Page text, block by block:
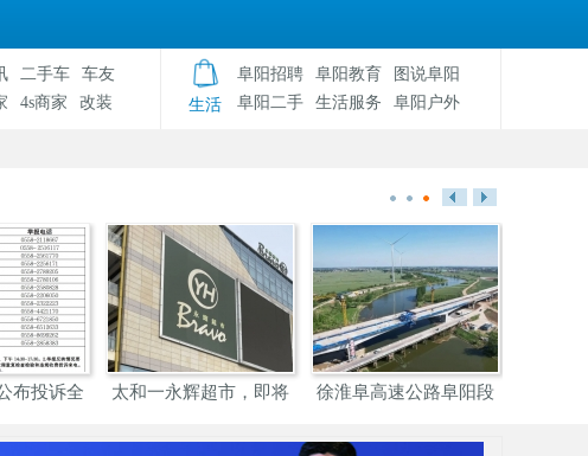
二手车
车友
4s商家 改装 生活
阜阳招聘 阜阳教育
图说阜阳
阜阳二手
生活服务 阜阳户外
布投诉全
太和一永辉超市，即将
徐淮阜高速公路阜阳段